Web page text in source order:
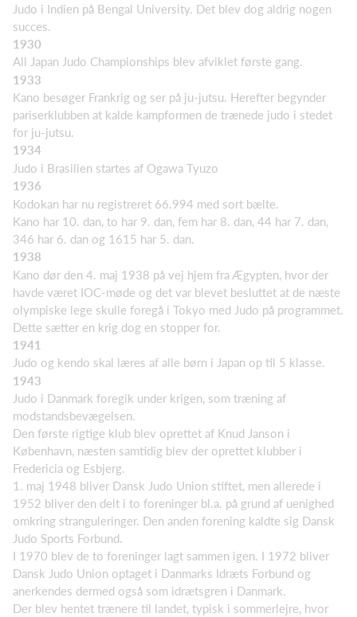
Judo i Indien på Bengal University. Det blev dog aldrig nogen
succes.
1930
All Japan Judo Championships blev afviklet første gang.
1933
Kano besøger Frankrig og ser på ju-jutsu. Herefter begynder
pariserklubben at kalde kampformen de trænede judo i stedet
for ju-jutsu.
1934
Judo i Brasilien startes af Ogawa Tyuzo
1936
Kodokan har nu registreret 66.994 med sort bælte.
Kano har 10. dan, to har 9. dan, fem har 8. dan, 44 har 7. dan,
346 har 6. dan og 1615 har 5. dan.
1938
Kano dør den 4. maj 1938 på vej hjem fra Ægypten, hvor der
havde været IOC-møde og det var blevet besluttet at de næste
olympiske lege skulle foregå i Tokyo med Judo på programmet.
Dette sætter en krig dog en stopper for.
1941
Judo og kendo skal læres af alle børn i Japan op til 5 klasse.
1943
Judo i Danmark foregik under krigen, som træning af
modstandsbevægelsen.
Den første rigtige klub blev oprettet af Knud Janson i
København, næsten samtidig blev der oprettet klubber i
Fredericia og Esbjerg.
1. maj 1948 bliver Dansk Judo Union stiftet, men allerede i
1952 bliver den delt i to foreninger bl.a. på grund af uenighed
omkring stranguleringer. Den anden forening kaldte sig Dansk
Judo Sports Forbund.
I 1970 blev de to foreninger lagt sammen igen. I 1972 bliver
Dansk Judo Union optaget i Danmarks Idræts Forbund og
anerkendes dermed også som idrætsgren i Danmark.
Der blev hentet trænere til landet, typisk i sommerlejre, hvor